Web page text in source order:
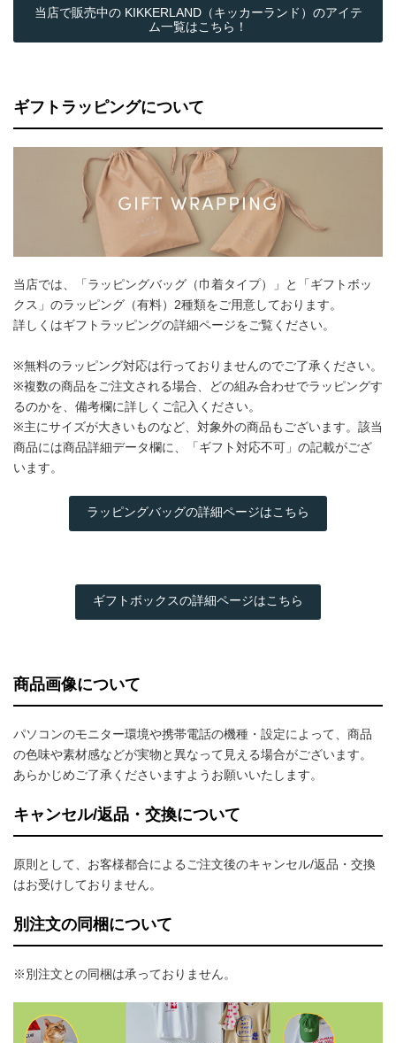
当店で販売中の KIKKERLAND（キッカーランド）のアイテ
ム一覧はこちら！
ギフトラッピングについて
当店では、「ラッピングバッグ（巾着タイプ）」と「ギフトボッ
クス」のラッピング（有料）2種類をご用意しております。
詳しくはギフトラッピングの詳細ページをご覧ください。
※無料のラッピング対応は行っておりませんのでご了承ください。
※複数の商品をご注文される場合、どの組み合わせでラッピングす
るのかを、備考欄に詳しくご記入ください。
※主にサイズが大きいものなど、対象外の商品もございます。該当
商品には商品詳細データ欄に、「ギフト対応不可」の記載がござ
います。
ラッピングバッグの詳細ページはこちら
ギフトボックスの詳細ページはこちら
商品画像について
パソコンのモニター環境や携帯電話の機種・設定によって、商品
の色味や素材感などが実物と異なって見える場合がございます。
あらかじめご了承くださいますようお願いいたします。
キャンセル/返品・交換について
原則として、お客様都合によるご注文後のキャンセル/返品・交換
はお受けしておりません。
別注文の同梱について
※別注文との同梱は承っておりません。